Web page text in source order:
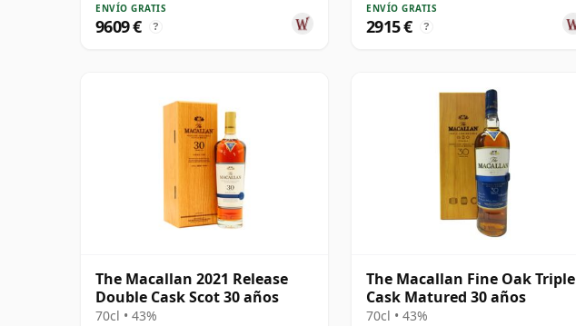
ENVÍO GRATIS
9609 € ?
ENVÍO GRATIS
2915 € ?
The Macallan 2021 Release
Double Cask Scot 30 años
70cl • 43%
The Macallan Fine Oak Triple
Cask Matured 30 años
70cl • 43%